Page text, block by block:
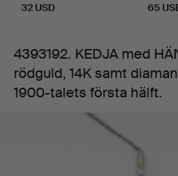
samt
diamanter
och
32 USD 65
4393192. KEDJA med
rödguld, 14K samt
1900-talets första hälft.